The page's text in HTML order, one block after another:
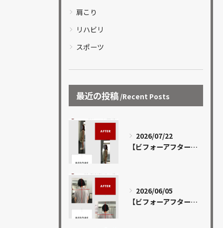
肩こり
リハビリ
スポーツ
最近の投稿 Recent Posts
2026/07/22
【ビフォーアフター 13】
2026/06/05
【ビフォーアフター 12】